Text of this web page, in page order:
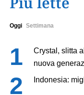
Oggi Settimana
Crystal, slitta
nuova
Indonesia: